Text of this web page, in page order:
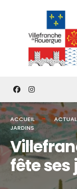
content
ACCUEIL
JARDINS
fête ses